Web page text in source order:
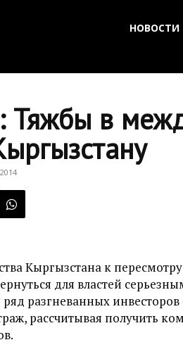
НОВОСТИ
Тяжбы в
Кыргызстана к
для властей
разгневанных инвесторов
рассчитывая получить